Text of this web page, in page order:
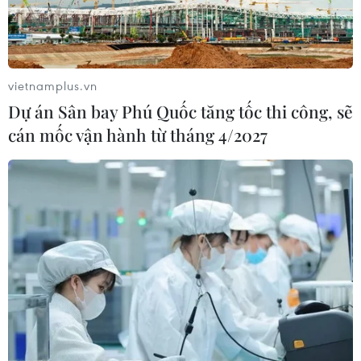
Vụ phế liệu bằng sắt, nhọn rơi trên
cao tốc: Tài xế xe chở mắc nhiều lỗi vi
phạm
08/08/2026 06:37
Dự án Sân bay Phú Quốc tăng tốc thi
công, sẽ cán mốc vận hành từ tháng
08/08/2026 04:30
Metro Nhổn-Ga Hà Nội đã “cõng”
hơn 14 triệu lượt khách sau 2 năm
khai thác
08/08/2026 02:13
vietnamplus.vn
Dự án Sân bay Phú Quốc tăng tốc thi công, sẽ
cán mốc vận hành từ tháng 4/2027